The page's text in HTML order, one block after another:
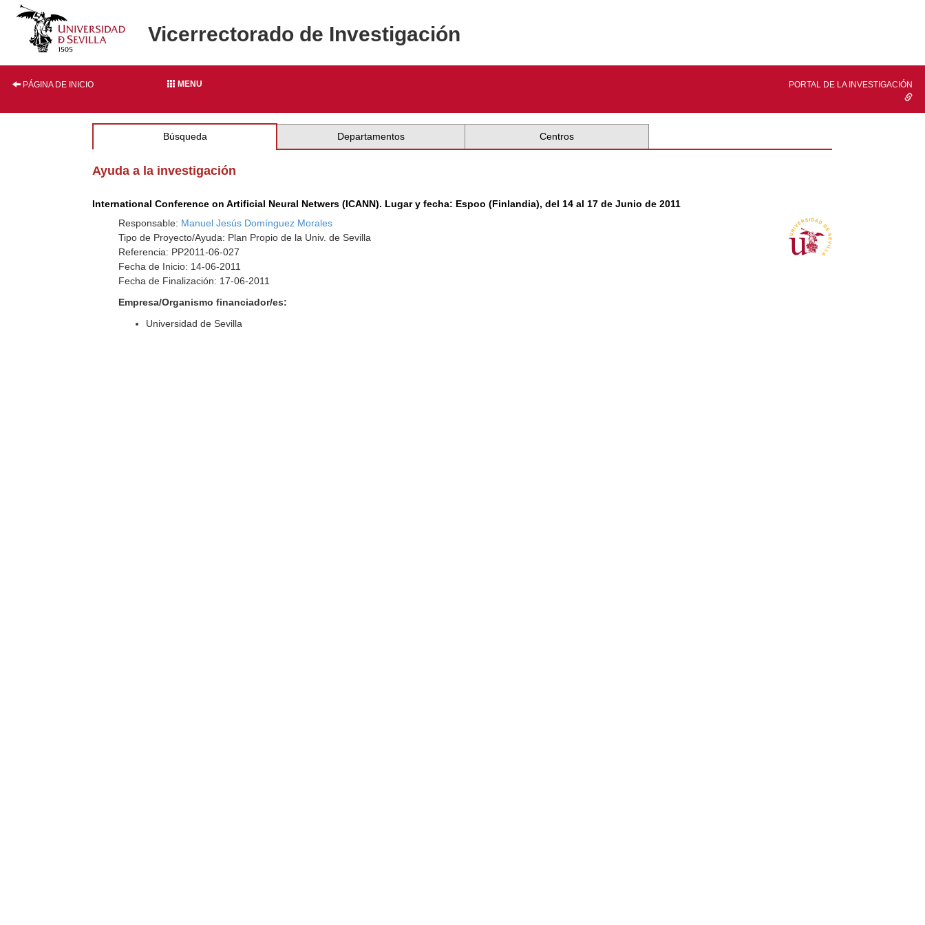
Vicerrectorado de Investigación
PÁGINA DE INICIO MENU PORTAL DE LA INVESTIGACIÓN
Búsqueda Departamentos Centros
Ayuda a la investigación
International Conference on Artificial Neural Netwers (ICANN). Lugar y fecha: Espoo (Finlandia), del 14 al 17 de Junio de 2011
Responsable: Manuel Jesús Domínguez Morales
Tipo de Proyecto/Ayuda: Plan Propio de la Univ. de Sevilla
Referencia: PP2011-06-027
Fecha de Inicio: 14-06-2011
Fecha de Finalización: 17-06-2011
Empresa/Organismo financiador/es:
Universidad de Sevilla